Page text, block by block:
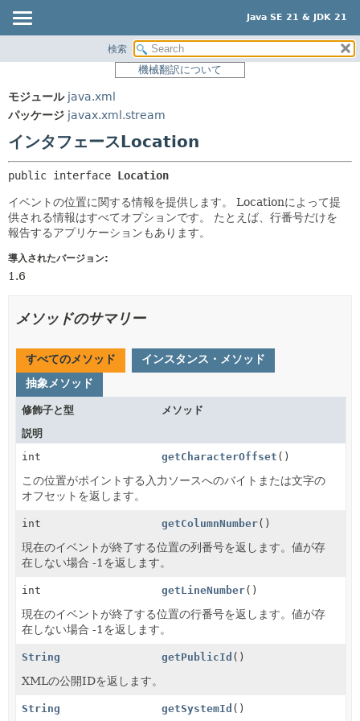
Java SE 21 & JDK 21
パッケージ
使用
ツリー
プレビュー
新規
非推奨
索引
サマリー:
ネスト済
フィールド
検索
機械翻訳について
モジュール java.xml
パッケージ javax.xml.stream
インタフェースLocation
public interface Location
イベントの位置に関する情報を提供します。
Locationによって提
供される情報はすべてオプションです。
たとえば、行番号だけを
報告するアプリケーションもあります。
導入されたバージョン:
1.6
メソッドのサマリー
すべてのメソッド
インスタンス・メソッド
抽象メソッド
修飾子と型
メソッド
説明
int
getCharacterOffset ()
この位置がポイントする入力ソースへのバイトまたは文字の
オフセットを返します。
int getColumnNumber()
現在のイベントが終了する位置の列番号を返します。値が存
在しない場合 -1を返します。
int getLineNumber()
現在のイベントが終了する位置の行番号を返します。値が存
在しない場合 -1を返します。
String getPublicId ()
XMLの公開IDを返します。
String getSystemId ()